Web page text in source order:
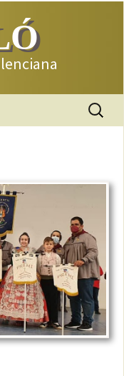
Buscar: